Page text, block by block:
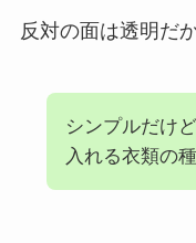
反対の面は透明だ
シンプルだけ
入れる衣類の